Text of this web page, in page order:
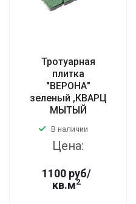
Тротуарная
плитка
"ВЕРОНА"
зеленый ,КВАРЦ
МЫТЫЙ
В наличии
Цена:
1100 руб/
кв.м2